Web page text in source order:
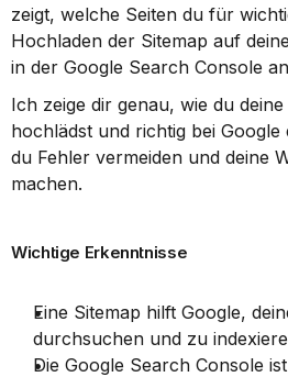
zeigt, welche Seiten du für
Hochladen der Sitemap auf
in der Google Search Console
Ich zeige dir genau, wie du
hochlädst und richtig bei
du Fehler vermeiden und deine
machen.
Wichtige Erkenntnisse
Eine Sitemap hilft Google,
durchsuchen und zu
Die Google Search Console